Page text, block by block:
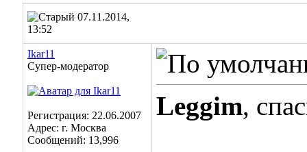
07.11.2014,
13:52
Ikar11
Супер-модератор
Регистрация: 22.06.2007
Адрес: г. Москва
Сообщений: 13,996
Leggim,